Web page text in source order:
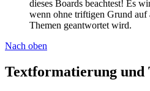
dieses Boards beachtest! Es
wenn ohne triftigen Grund auf
Themen geantwortet wird.
Nach oben
Textformatierung und